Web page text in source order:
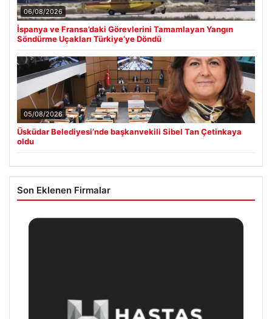
06/08/2026
İspanya ve Fransa’daki Görevlerini Tamamlayan Yangın
Söndürme Uçakları Türkiye’ye Döndü
05/08/2026
Üsküdar Belediyesi’nde başkanvekili Sibel Tan Çetinkaya
oldu
Son Eklenen Firmalar